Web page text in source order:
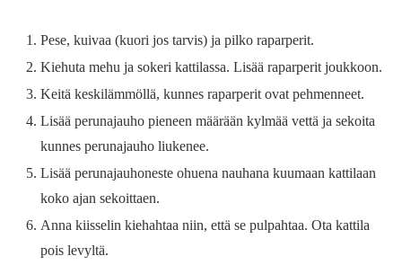
Pese, kuivaa (kuori jos tarvis) ja pilko raparperit.
Kiehuta mehu ja sokeri kattilassa. Lisää raparperit joukkoon.
Keitä keskilämmöllä, kunnes raparperit ovat pehmenneet.
Lisää perunajauho pieneen määrään kylmää vettä ja sekoita
kunnes perunajauho liukenee.
Lisää perunajauhoneste ohuena nauhana kuumaan kattilaan
koko ajan sekoittaen.
Anna kiisselin kiehahtaa niin, että se pulpahtaa. Ota kattila
pois levyltä.